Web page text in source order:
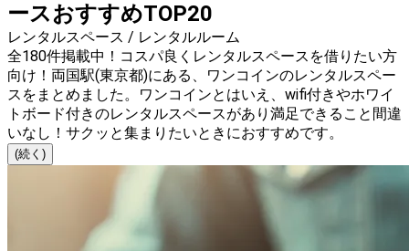
ースおすすめTOP20
レンタルスペース / レンタルルーム
全180件掲載中！コスパ良くレンタルスペースを借りたい方
向け！両国駅(東京都)にある、ワンコインのレンタルスペー
スをまとめました。ワンコインとはいえ、wifi付きやホワイ
トボード付きのレンタルスペースがあり満足できること間違
いなし！サクッと集まりたいときにおすすめです。
(続く)